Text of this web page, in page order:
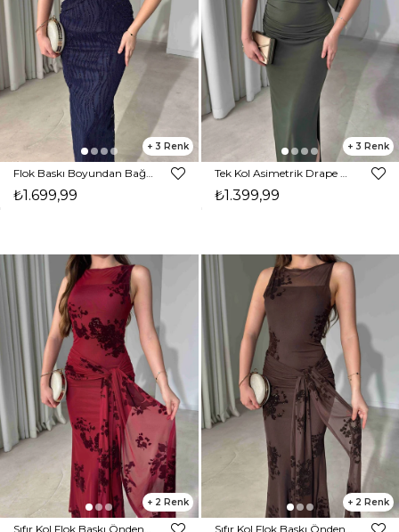
3
₺1.699,99
3
₺1.399,99
2 2